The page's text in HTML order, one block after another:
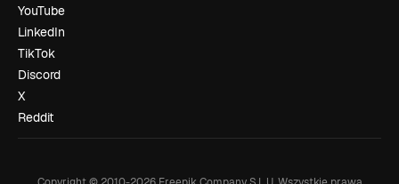
YouTube
LinkedIn
TikTok
Discord
X
Reddit